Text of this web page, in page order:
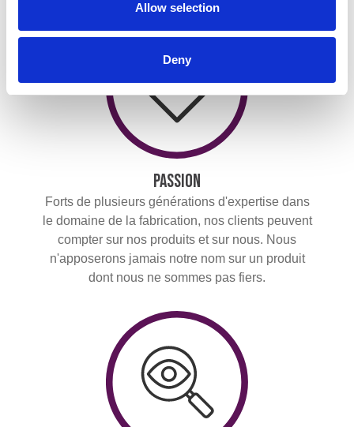
Allow selection
Deny
Passion
Forts de plusieurs générations d'expertise dans
le domaine de la fabrication, nos clients peuvent
compter sur nos produits et sur nous. Nous
n'apposerons jamais notre nom sur un produit
dont nous ne sommes pas fiers.